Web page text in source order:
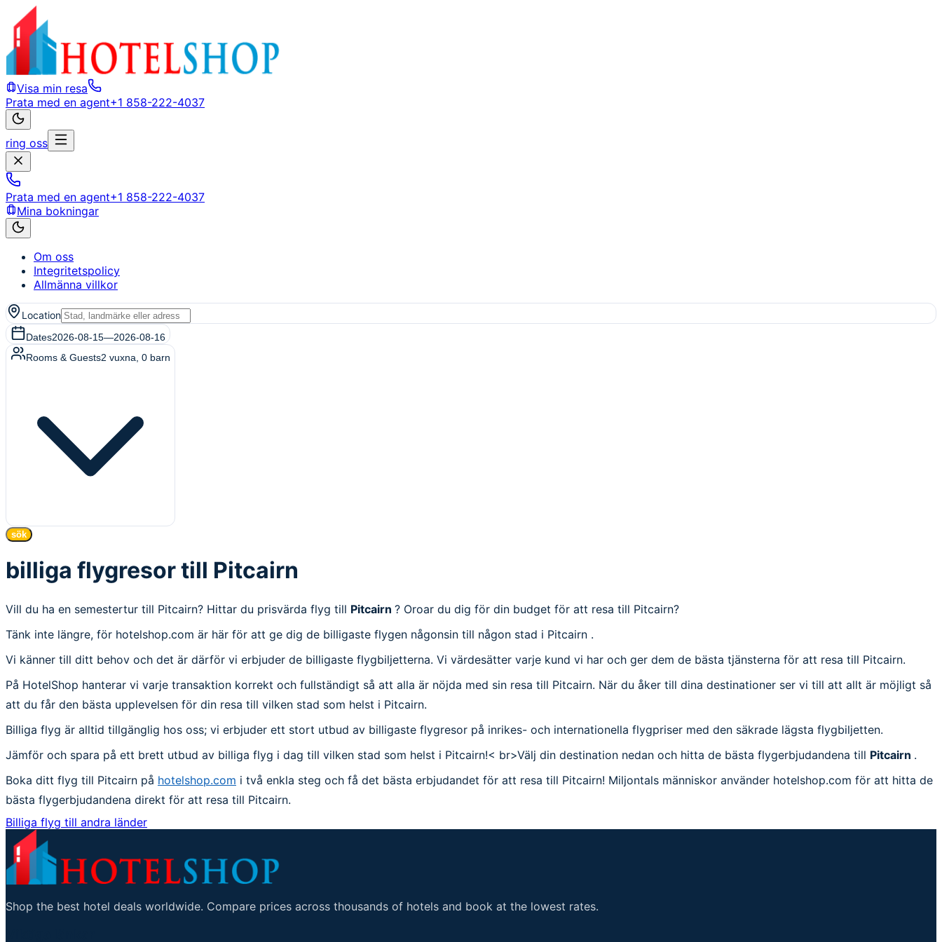
Visa min resa
Prata med en agent+1 858-222-4037
ring oss
Prata med en agent+1 858-222-4037
Mina bokningar
Om oss
Integritetspolicy
Allmänna villkor
Location
Dates2026-08-15—2026-08-16
Rooms & Guests2 vuxna 0 barn
sök
billiga flygresor till Pitcairn
Vill du ha en semestertur till Pitcairn? Hittar du prisvärda flyg till Pitcairn ? Oroar du dig för din budget för att resa till Pitcairn?
Tänk inte längre, för hotelshop.com är här för att ge dig de billigaste flygen någonsin till någon stad i Pitcairn .
Vi känner till ditt behov och det är därför vi erbjuder de billigaste flygbiljetterna. Vi värdesätter varje kund vi har och ger dem de bästa tjänsterna för att resa till Pitcairn.
På HotelShop hanterar vi varje transaktion korrekt och fullständigt så att alla är nöjda med sin resa till Pitcairn. När du åker till dina destinationer ser vi till att allt är möjligt så
att du får den bästa upplevelsen för din resa till vilken stad som helst i Pitcairn.
Billiga flyg är alltid tillgänglig hos oss; vi erbjuder ett stort utbud av billigaste flygresor på inrikes- och internationella flygpriser med den säkrade lägsta flygbiljetten.
Jämför och spara på ett brett utbud av billiga flyg i dag till vilken stad som helst i Pitcairn!< br>Välj din destination nedan och hitta de bästa flygerbjudandena till Pitcairn .
Boka ditt flyg till Pitcairn på hotelshop.com i två enkla steg och få det bästa erbjudandet för att resa till Pitcairn! Miljontals människor använder hotelshop.com för att hitta de
bästa flygerbjudandena direkt för att resa till Pitcairn.
Billiga flyg till andra länder
Shop the best hotel deals worldwide. Compare prices across thousands of hotels and book at the lowest rates.